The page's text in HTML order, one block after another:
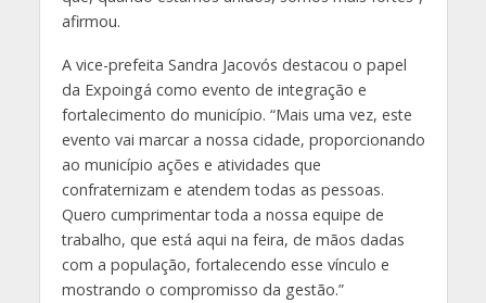
afirmou.
A vice-prefeita Sandra Jacovós destacou o papel
da Expoingá como evento de integração e
fortalecimento do município. “Mais uma vez, este
evento vai marcar a nossa cidade, proporcionando
ao município ações e atividades que
confraternizam e atendem todas as pessoas.
Quero cumprimentar toda a nossa equipe de
trabalho, que está aqui na feira, de mãos dadas
com a população, fortalecendo esse vínculo e
mostrando o compromisso da gestão.”